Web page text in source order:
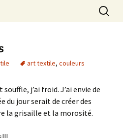
art textile, couleurs
j’ai froid. J’ai envie de
du jour serait de créer des
la grisaille et la morosité.